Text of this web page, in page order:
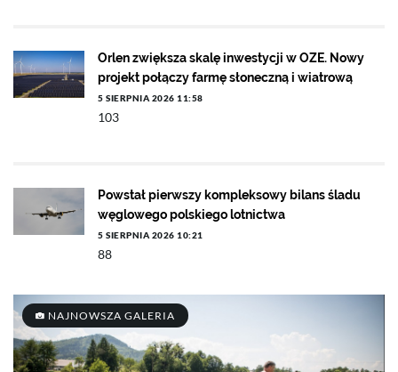
Orlen zwiększa skalę inwestycji w OZE. Nowy
projekt połączy farmę słoneczną i wiatrową
5 SIERPNIA 2026 11:58
103
Powstał pierwszy kompleksowy bilans śladu
węglowego polskiego lotnictwa
5 SIERPNIA 2026 10:21
88
NAJNOWSZA GALERIA